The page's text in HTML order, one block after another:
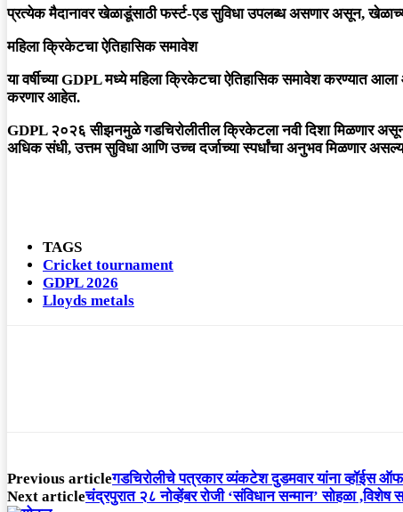
प्रत्येक मैदानावर खेळाडूंसाठी फर्स्ट-एड सुविधा उपलब्ध असणार असून,
महिला क्रिकेटचा ऐतिहासिक समावेश
या वर्षीच्या GDPL मध्ये महिला क्रिकेटचा ऐतिहासिक समावेश करण्यात
करणार आहेत.
GDPL २०२६ सीझनमुळे गडचिरोलीतील क्रिकेटला नवी दिशा मिळणार
अधिक संधी, उत्तम सुविधा आणि उच्च दर्जाच्या स्पर्धांचा अनुभव मिळणार
TAGS
Cricket tournament
GDPL 2026
Lloyds metals
Previous articleगडचिरोलीचे पत्रकार व्यंकटेश दुडमवार यांना व्हॉईस ऑफ
Next articleचंद्रपुरात २८ नोव्हेंबर रोजी ‘संविधान सन्मान’ सोहळा